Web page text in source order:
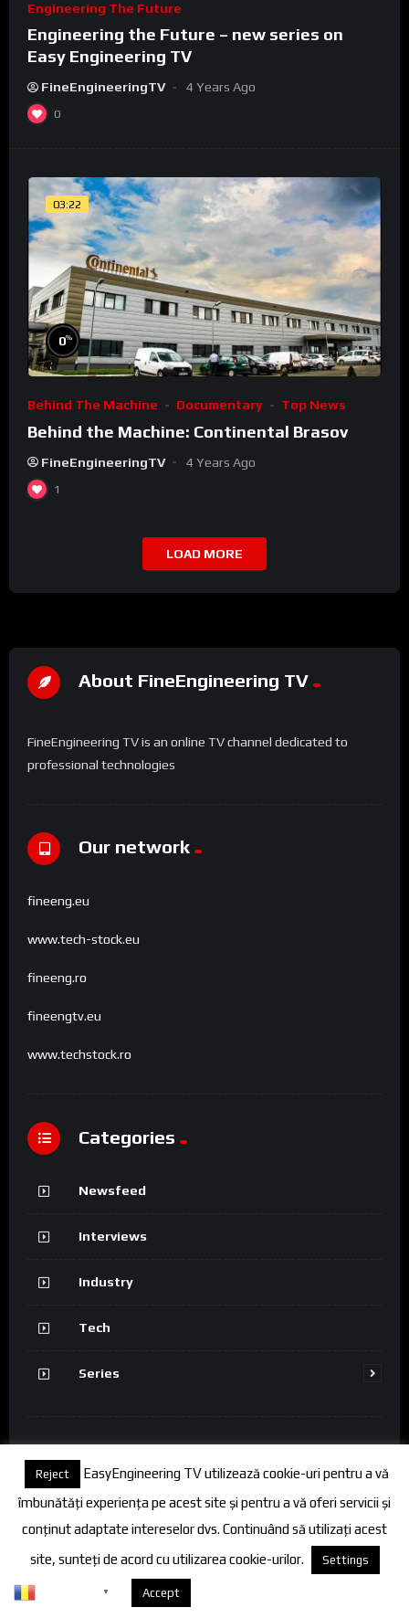
Engineering The Future
Engineering the Future – new series on
Easy Engineering TV
FineEngineeringTV 4 Years Ago
0
03:22
0%
Behind The Machine Documentary Top News
Behind the Machine: Continental Brasov
FineEngineeringTV 4 Years Ago
1
LOAD MORE
About FineEngineering TV
FineEngineering TV is an online TV channel dedicated to
professional technologies
Our network
fineeng.eu
www.tech-stock.eu
fineeng.ro
fineengtv.eu
www.techstock.ro
Categories
Newsfeed
Interviews
Industry
Tech
Series
Info
Terms of use
Termeni si conditii
Despre cookies
Reject
EasyEngineering TV utilizează cookie-uri pentru a vă
îmbunătăți experiența pe acest site și pentru a vă oferi servicii și
conținut adaptate intereselor dvs. Continuând să utilizați acest
site, sunteți de acord cu utilizarea cookie-urilor.
Settings
Accept
▼